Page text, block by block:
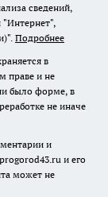
сведений,
"Интернет",
Подробнее
в
праве и не
было форме, в
не иначе
и
и его
может не